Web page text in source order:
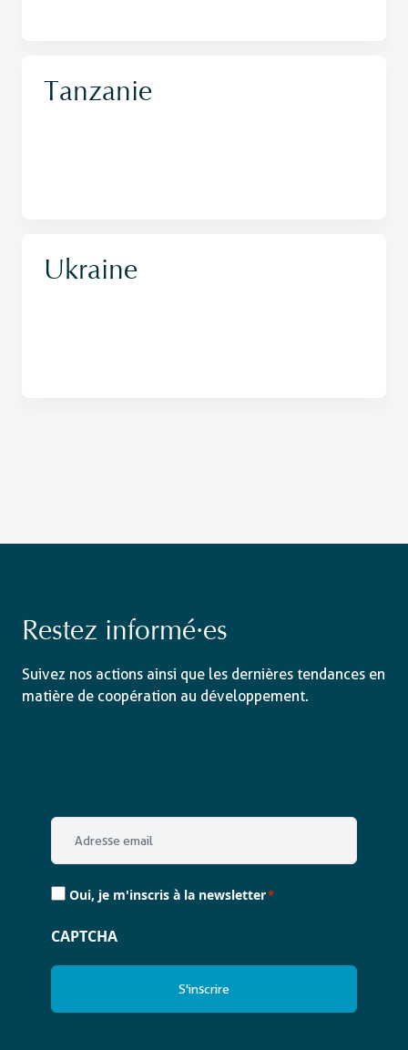
Tanzanie
Ukraine
Restez informé·es
Suivez nos actions ainsi que les dernières tendances en
matière de coopération au développement.
Email
Consent
Oui, je m'inscris à la newsletter*
CAPTCHA